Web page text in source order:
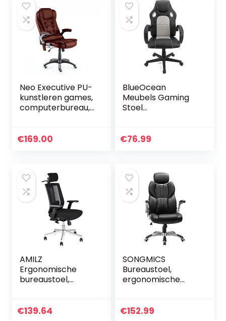
Neo Executive PU-
kunstleren games,
computerbureau,
verstelbare
€169.00
BlueOcean
Meubels Gaming
Stoel
Executive
Stof…
€76.99
AMILZ
Ergonomische
bureaustoel,
lendensteun,
€139.64
SONGMICS
Bureaustoel,
ergonomische
draaistoel,
€152.99